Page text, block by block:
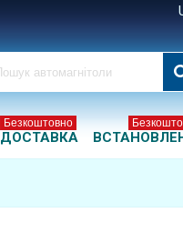
ДОСТАВКА
Безкоштовно